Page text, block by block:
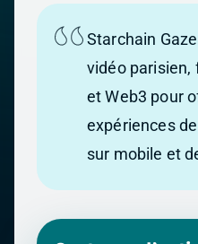
Starchain
vidéo parisien,
et Web3 pour
expériences
sur mobile et